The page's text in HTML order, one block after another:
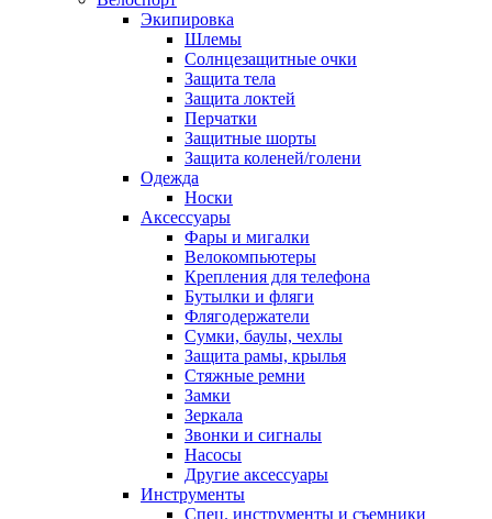
Экипировка
Шлемы
Солнцезащитные очки
Защита тела
Защита локтей
Перчатки
Защитные шорты
Защита коленей/голени
Одежда
Носки
Аксессуары
Фары и мигалки
Велокомпьютеры
Крепления для телефона
Бутылки и фляги
Флягодержатели
Сумки, баулы, чехлы
Защита рамы, крылья
Стяжные ремни
Замки
Зеркала
Звонки и сигналы
Насосы
Другие аксессуары
Инструменты
Спец. инструменты и съемники